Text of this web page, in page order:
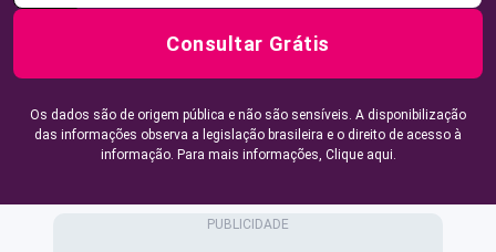
Consultar Grátis
Os dados são de origem pública e não são sensíveis. A disponibilização
das informações observa a legislação brasileira e o direito de acesso à
informação. Para mais informações, Clique aqui.